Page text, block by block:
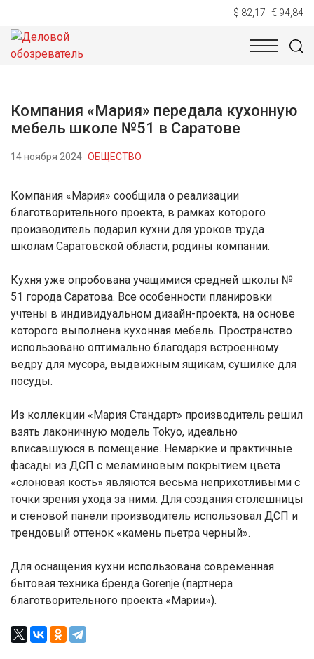
$ 82,17 € 94,84
НОВОСТИ
Компания «Мария» передала кухонную
мебель школе №51 в Саратове
14 ноября 2024 ОБЩЕСТВО
Компания «Мария» сообщила о реализации
благотворительного проекта, в рамках которого
производитель подарил кухни для уроков труда
школам Саратовской области, родины компании.
Кухня уже опробована учащимися средней школы №
51 города Саратова. Все особенности планировки
учтены в индивидуальном дизайн-проекта, на основе
которого выполнена кухонная мебель. Пространство
использовано оптимально благодаря встроенному
ведру для мусора, выдвижным ящикам, сушилке для
посуды.
Из коллекции «Мария Стандарт» производитель решил
взять лаконичную модель Tokyo, идеально
вписавшуюся в помещение. Немаркие и практичные
фасады из ДСП с меламиновым покрытием цвета
«слоновая кость» являются весьма неприхотливыми с
точки зрения ухода за ними. Для создания столешницы
и стеновой панели производитель использовал ДСП и
трендовый оттенок «камень пьетра черный».
Для оснащения кухни использована современная
бытовая техника бренда Gorenje (партнера
благотворительного проекта «Марии»).